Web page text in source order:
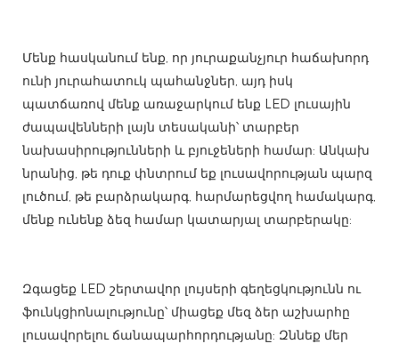
Մենք հասկանում ենք, որ յուրաքանչյուր հաճախորդ
ունի յուրահատուկ պահանջներ, այդ իսկ
պատճառով մենք առաջարկում ենք LED լուսային
ժապավենների լայն տեսականի՝ տարբեր
նախասիրությունների և բյուջեների համար: Անկախ
նրանից, թե դուք փնտրում եք լուսավորության պարզ
լուծում, թե բարձրակարգ, հարմարեցվող համակարգ,
մենք ունենք ձեզ համար կատարյալ տարբերակը:
Զգացեք LED շերտավոր լույսերի գեղեցկությունն ու
ֆունկցիոնալությունը՝ միացեք մեզ ձեր աշխարհը
լուսավորելու ճանապարհորդությանը: Զննեք մեր